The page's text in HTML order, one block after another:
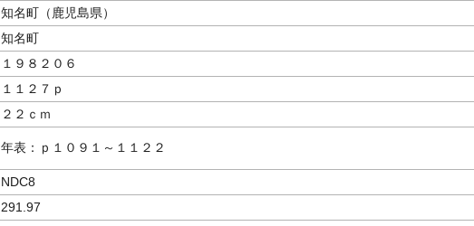
知名町（鹿児島県）
知名町
１９８２０６
１１２７ｐ
２２ｃｍ
年表：ｐ１０９１～１１２２
NDC8
291.97